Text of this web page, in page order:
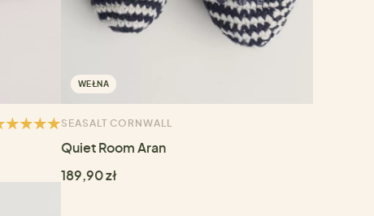
WEŁNA
SEASALT CORNWALL
Quiet Room Aran
189,90 zł